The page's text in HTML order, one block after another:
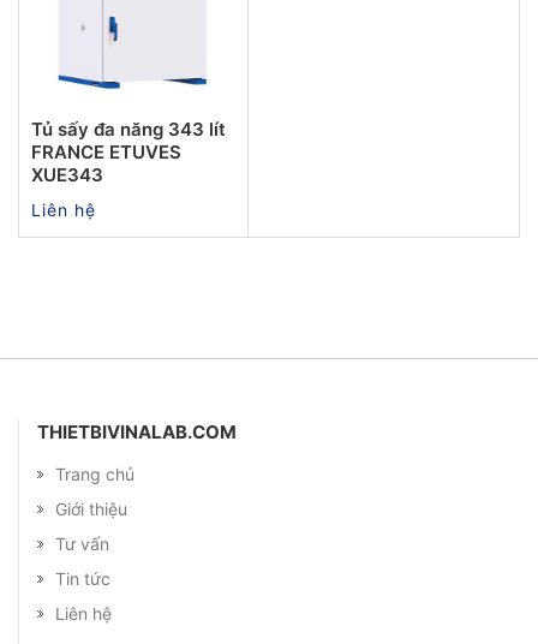
Tủ sấy đa năng 343 lít
FRANCE ETUVES
XUE343
Liên hệ
THIETBIVINALAB.COM
Trang chủ
Giới thiệu
Tư vấn
Tin tức
Liên hệ